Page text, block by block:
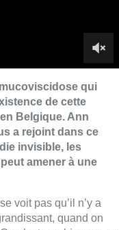
quand on
n’est pas bien vu par
témoigne
enfants dans le
maladie respiratoire
tous les dix jours
toujours évident à
pas connu (comme
eu la chance d’avoir